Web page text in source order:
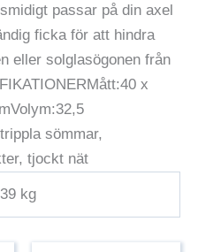
passar på din axel
ficka för att hindra
eller solglasögonen från
x
sömmar,
tjockt nät
kg